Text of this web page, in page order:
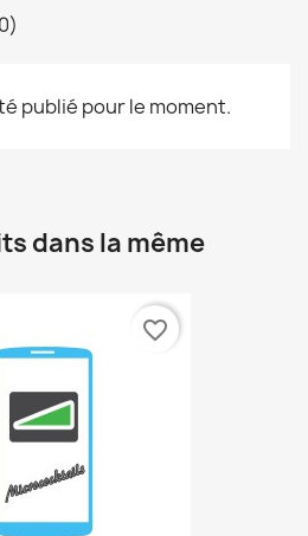
publié pour le moment.
dans la même
favorite_border